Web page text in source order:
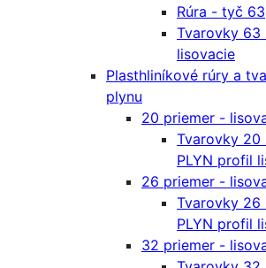
Rúra - tyč 63
Tvarovky 63
lisovacie
Plasthliníkové rúry a
plynu
20 priemer -
Tvarovky 20
PLYN profil
26 priemer -
Tvarovky 26
PLYN profil
32 priemer -